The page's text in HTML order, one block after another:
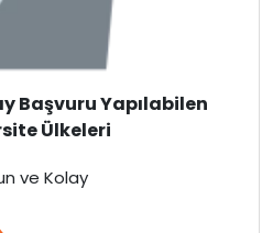
Başvuru Yapılabilen
Ülkeleri
ve Kolay